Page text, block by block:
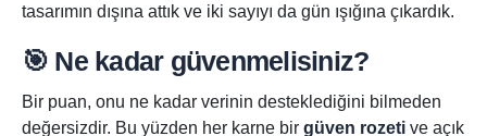
tasarımın dışına attık ve iki sayıyı da gün ışığına çıkardık.
🎯 Ne kadar güvenmelisiniz?
Bir puan, onu ne kadar verinin desteklediğini bilmeden
değersizdir. Bu yüzden her karne bir güven rozeti ve açık